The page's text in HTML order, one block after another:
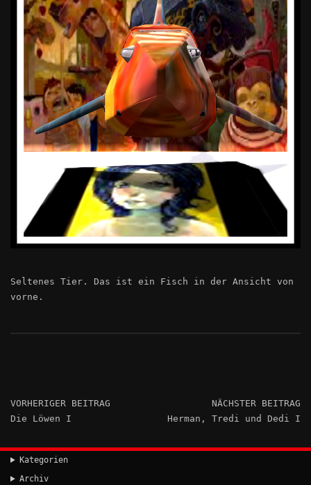
Seltenes Tier. Das ist ein Fisch in der Ansicht von
vorne.
VORHERIGER BEITRAG
Die Löwen I
NÄCHSTER BEITRAG
Herman, Tredi und Dedi I
Kategorien
Archiv